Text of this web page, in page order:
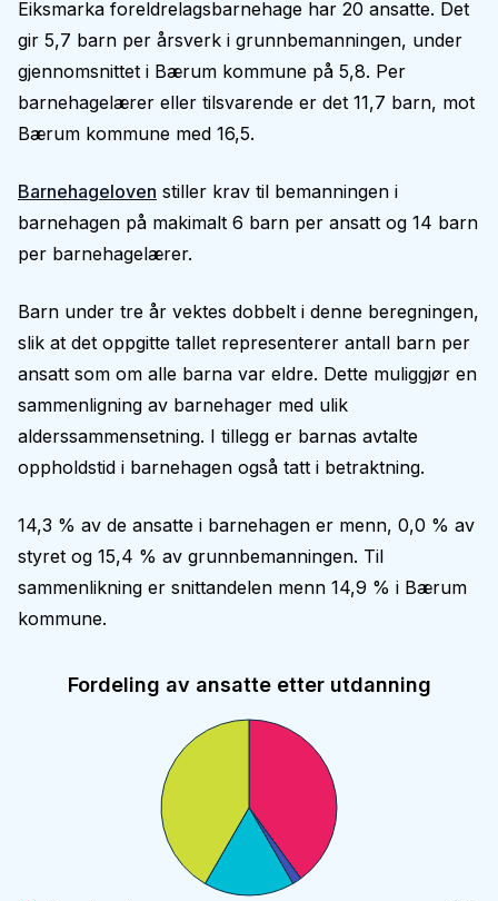
Eiksmarka foreldrelagsbarnehage har 20 ansatte. Det
gir 5,7 barn per årsverk i grunnbemanningen, under
gjennomsnittet i Bærum kommune på 5,8. Per
barnehagelærer eller tilsvarende er det 11,7 barn, mot
Bærum kommune med 16,5.
Barnehageloven stiller krav til bemanningen i
barnehagen på makimalt 6 barn per ansatt og 14 barn
per barnehagelærer.
Barn under tre år vektes dobbelt i denne beregningen,
slik at det oppgitte tallet representerer antall barn per
ansatt som om alle barna var eldre. Dette muliggjør en
sammenligning av barnehager med ulik
alderssammensetning. I tillegg er barnas avtalte
oppholdstid i barnehagen også tatt i betraktning.
14,3 % av de ansatte i barnehagen er menn, 0,0 % av
styret og 15,4 % av grunnbemanningen. Til
sammenlikning er snittandelen menn 14,9 % i Bærum
kommune.
Fordeling av ansatte etter utdanning